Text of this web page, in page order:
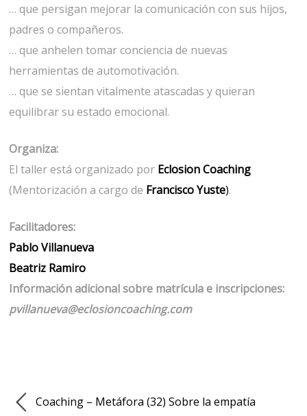
… que persigan mejorar la comunicación con sus hijos,
padres o compañeros.
… que anhelen tomar conciencia de nuevas
herramientas de automotivación.
… que se sientan vitalmente atascadas y quieran
equilibrar su estado emocional.
Organiza:
El taller está organizado por Eclosion Coaching
(Mentorización a cargo de Francisco Yuste).
Facilitadores:
Pablo Villanueva
Beatriz Ramiro
Información adicional sobre matrícula e inscripciones:
pvillanueva@eclosioncoaching.com
Coaching – Metáfora (32) Sobre la empatía